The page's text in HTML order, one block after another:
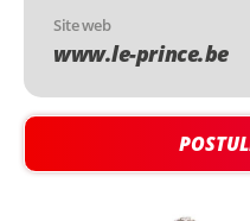
Site web
www.le-prince.be